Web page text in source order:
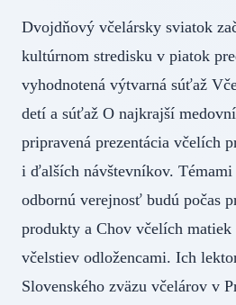
Dvojdňový včelársky sviatok
kultúrnom stredisku v piatok
vyhodnotená výtvarná súťaž
detí a súťaž O najkrajší
pripravená prezentácia včelích
i ďalších návštevníkov. Témami
odbornú verejnosť budú počas
produkty a Chov včelích matiek
včelstiev odložencami. Ich
Slovenského zväzu včelárov v